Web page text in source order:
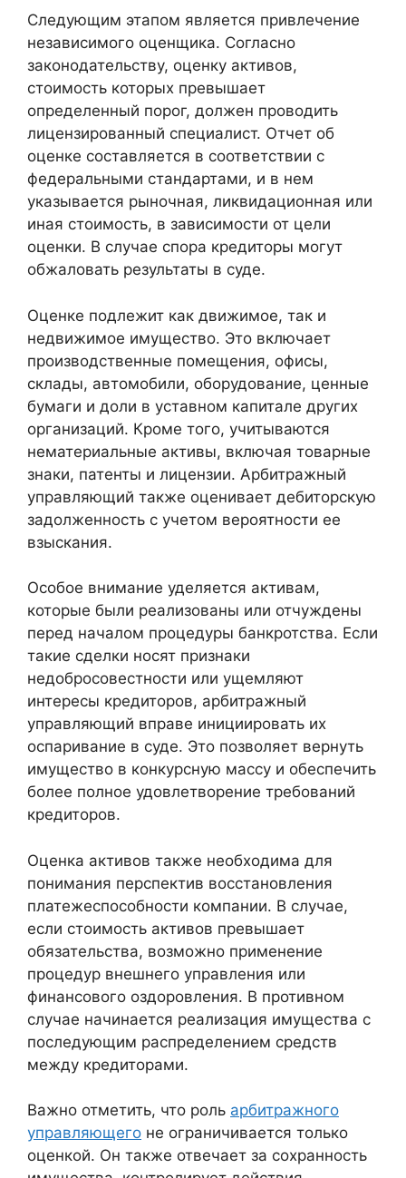
Следующим этапом является привлечение
независимого оценщика. Согласно
законодательству, оценку активов,
стоимость которых превышает
определенный порог, должен проводить
лицензированный специалист. Отчет об
оценке составляется в соответствии с
федеральными стандартами, и в нем
указывается рыночная, ликвидационная или
иная стоимость, в зависимости от цели
оценки. В случае спора кредиторы могут
обжаловать результаты в суде.
Оценке подлежит как движимое, так и
недвижимое имущество. Это включает
производственные помещения, офисы,
склады, автомобили, оборудование, ценные
бумаги и доли в уставном капитале других
организаций. Кроме того, учитываются
нематериальные активы, включая товарные
знаки, патенты и лицензии. Арбитражный
управляющий также оценивает дебиторскую
задолженность с учетом вероятности ее
взыскания.
Особое внимание уделяется активам,
которые были реализованы или отчуждены
перед началом процедуры банкротства. Если
такие сделки носят признаки
недобросовестности или ущемляют
интересы кредиторов, арбитражный
управляющий вправе инициировать их
оспаривание в суде. Это позволяет вернуть
имущество в конкурсную массу и обеспечить
более полное удовлетворение требований
кредиторов.
Оценка активов также необходима для
понимания перспектив восстановления
платежеспособности компании. В случае,
если стоимость активов превышает
обязательства, возможно применение
процедур внешнего управления или
финансового оздоровления. В противном
случае начинается реализация имущества с
последующим распределением средств
между кредиторами.
Важно отметить, что роль арбитражного
управляющего не ограничивается только
оценкой. Он также отвечает за сохранность